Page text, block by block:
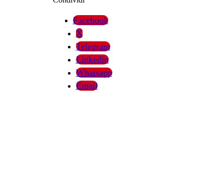
Facebook
X
Telegram
Linkedin
Whatsapp
Email